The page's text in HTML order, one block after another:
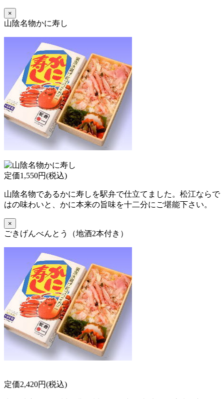
×
山陰名物かに寿し
定価1,550円(税込)
山陰名物であるかに寿しを駅弁で仕立てました。松江ならで
はの味わいと、かに本来の旨味を十二分にご堪能下さい。
×
ごきげんべんとう（地酒2本付き）
定価2,420円(税込)